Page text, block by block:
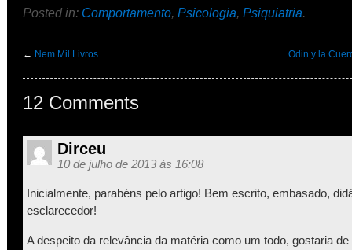
Posted in: Comportamento, Psicologia, Psiquiatria.
← Nem Mil Livros… Odin y la
12 Comments
Dirceu
10 de julho de 2013 às 16:08
Inicialmente, parabéns pelo artigo! Bem escrito, embasado,
esclarecedor!
A despeito da relevância da matéria como um todo, gostaria